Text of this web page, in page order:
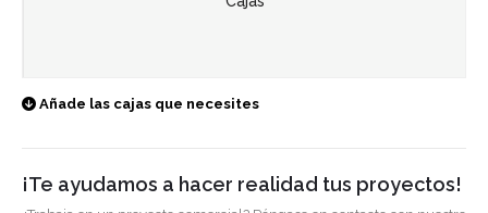
Añade las cajas que necesites
¡Te ayudamos a hacer realidad tus proyectos!